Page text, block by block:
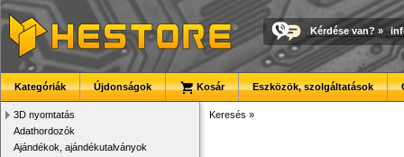
Kérdése van? »
Kategóriák Újdonságok Kosár Eszközök, szolgáltatások
3D nyomtatás
Adathordozók
Ajándékok, ajándékutalványok
Keresés »